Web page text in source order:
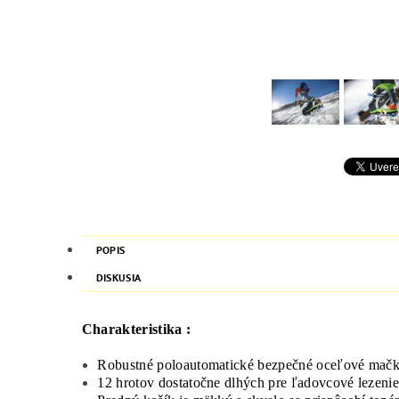
POPIS
DISKUSIA
Charakteristika :
Robustné poloautomatické bezpečné oceľové
12 hrotov dostatočne dlhých pre ľadovcové